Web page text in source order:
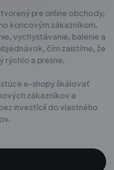
pre online obchody,
koncovým zákazníkom.
vychystávanie, balenie a
čím zaistíme, že
rýchlo a presne.
e-shopy škálovať
zákazníkov a
investícií do vlastného